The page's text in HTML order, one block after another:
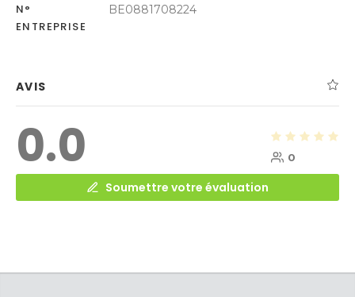
N°
ENTREPRISE
BE0881708224
AVIS
0.0 0
Soumettre votre évaluation